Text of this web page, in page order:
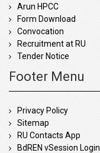
Arun HPCC
Form Download
Convocation
Recruitment at RU
Tender Notice
Footer Menu
Privacy Policy
Sitemap
RU Contacts App
BdREN vSession Login